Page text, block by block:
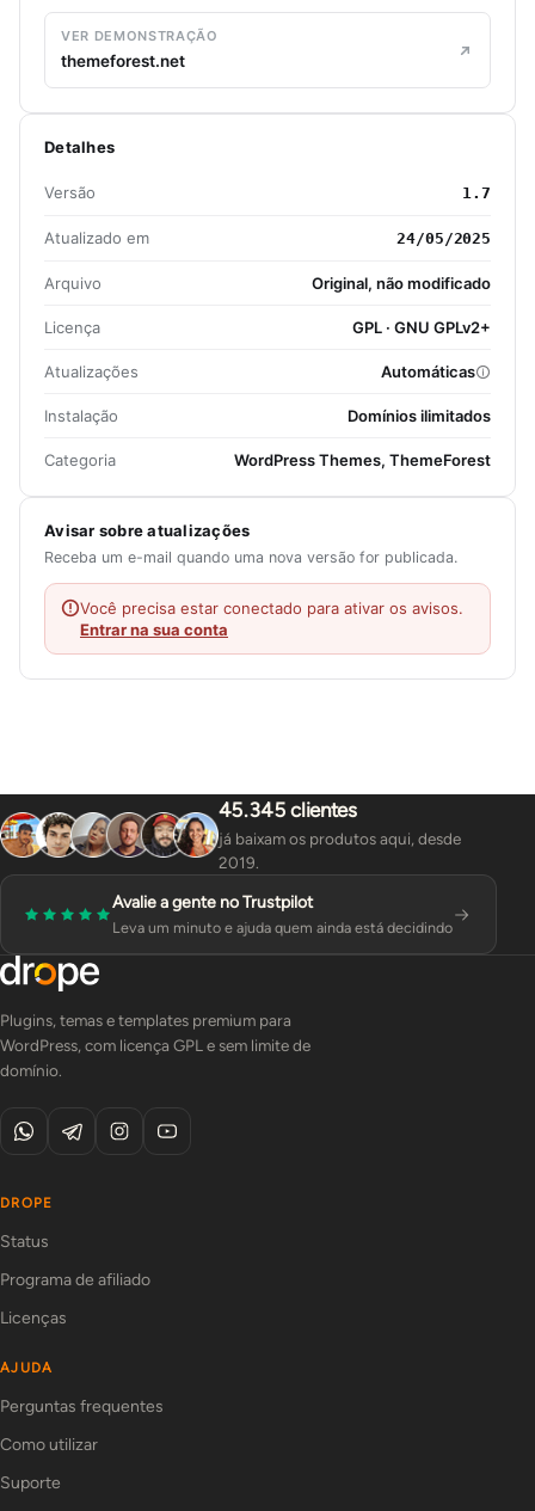
VER DEMONSTRAÇÃO
themeforest.net
Detalhes
Versão 1.7
Atualizado em 24/05/2025
Arquivo Original, não modificado
Licença GPL · GNU GPLv2+
Atualizações Automáticas
Instalação Domínios ilimitados
Categoria WordPress Themes, ThemeForest
Avisar sobre atualizações
Receba um e-mail quando uma nova versão for publicada.
Você precisa estar conectado para ativar os avisos.
Entrar na sua conta
45.345 clientes
já baixam os produtos aqui, desde
2019.
Avalie a gente no Trustpilot
Leva um minuto e ajuda quem ainda está decidindo
Plugins, temas e templates premium para
WordPress, com licença GPL e sem limite de
domínio.
DROPE
Status
Programa de afiliado
Licenças
AJUDA
Perguntas frequentes
Como utilizar
Suporte